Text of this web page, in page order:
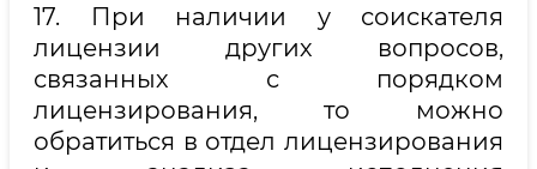
17. При наличии у соискателя
лицензии других вопросов,
связанных с порядком
лицензирования, то можно
обратиться в отдел лицензирования